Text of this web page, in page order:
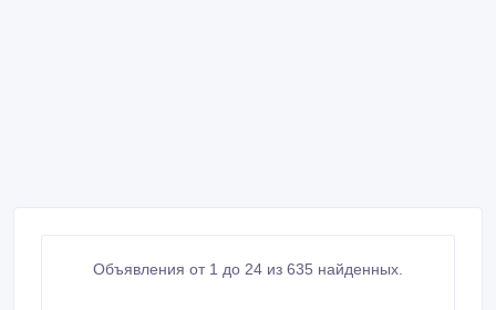
Объявления от 1 до 24 из 635 найденных.